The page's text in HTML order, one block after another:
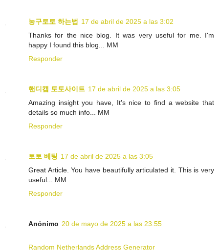
농구토토 하는법
17 de abril de 2025 a las 3:02
Thanks for the nice blog. It was very useful for me. I'm
happy I found this blog... MM
Responder
핸디캡 토토사이트 17 de abril de 2025 a las 3:05
Amazing insight you have, It's nice to find a website that
details so much info... MM
Responder
토토 베팅 17 de abril de 2025 a las 3:05
Great Article. You have beautifully articulated it. This is very
useful... MM
Responder
Anónimo 20 de mayo de 2025 a las 23:55
Random Netherlands Address Generator